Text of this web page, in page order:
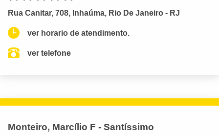
Rua Canitar, 708, Inhaúma, Rio De Janeiro - RJ
ver horario de atendimento.
ver telefone
Monteiro, Marcílio F - Santíssimo